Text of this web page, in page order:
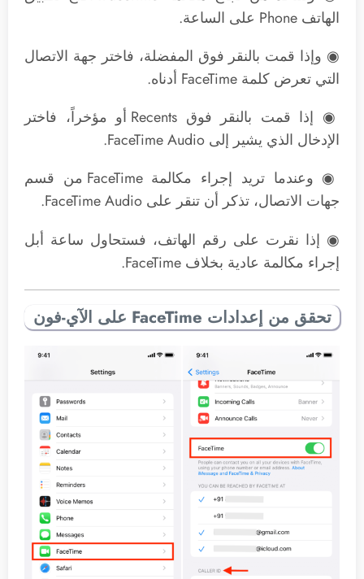
الهاتف Phone على الساعة.
◉ وإذا قمت بالنقر فوق المفضلة، فاختر جهة الاتصال
التي تعرض كلمة FaceTime أدناه.
◉ إذا قمت بالنقر فوق Recents أو مؤخراً، فاختر
الإدخال الذي يشير إلى FaceTime Audio.
◉ وعندما تريد إجراء مكالمة FaceTime من قسم
جهات الاتصال، تذكر أن تنقر على FaceTime Audio.
◉ إذا نقرت على رقم الهاتف، فستحاول ساعة أبل
إجراء مكالمة عادية بخلاف FaceTime.
تحقق من إعدادات FaceTime على الآي-فون